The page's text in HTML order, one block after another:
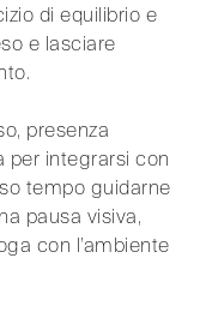
di equilibrio e
e lasciare
presenza
per integrarsi con
tempo guidarne
pausa visiva,
con l’ambiente